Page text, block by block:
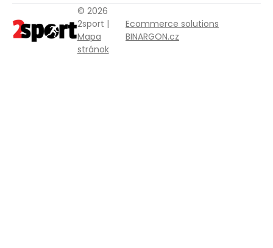
© 2026
2sport |
Mapa
stránok
Ecommerce solutions
BINARGON.cz